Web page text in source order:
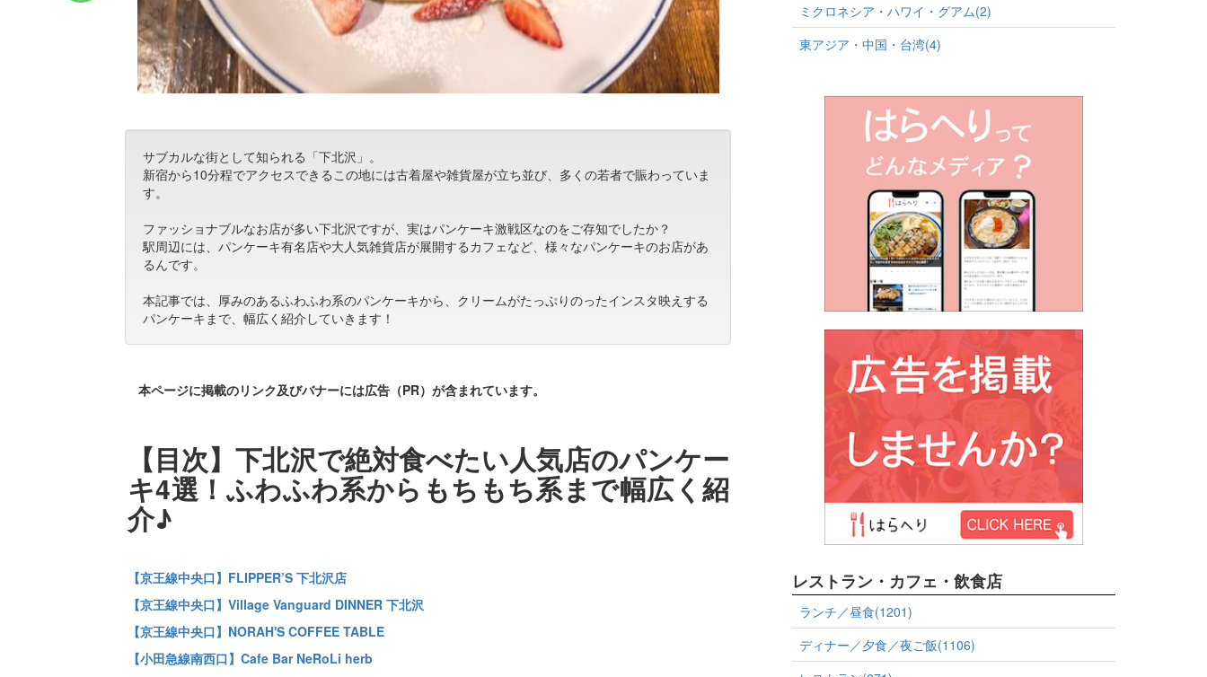
サブカルな街として知られる「下北沢」。
新宿から10分程でアクセスできるこの地には古着屋や雑貨屋が立ち並び、多くの若者で賑わっていま
す。
ファッショナブルなお店が多い下北沢ですが、実はパンケーキ激戦区なのをご存知でしたか？
駅周辺には、パンケーキ有名店や大人気雑貨店が展開するカフェなど、様々なパンケーキのお店があ
るんです。
本記事では、厚みのあるふわふわ系のパンケーキから、クリームがたっぷりのったインスタ映えする
パンケーキまで、幅広く紹介していきます！
本ページに掲載のリンク及びバナーには広告（PR）が含まれています。
【目次】下北沢で絶対食べたい人気店のパンケー
キ4選！ふわふわ系からもちもち系まで幅広く紹
介♪
【京王線中央口】FLIPPER’S 下北沢店
【京王線中央口】Village Vanguard DINNER 下北沢
【京王線中央口】NORAH'S COFFEE TABLE
【小田急線南西口】Cafe Bar NeRoLi herb
ミクロネシア・ハワイ・グアム(2)
東アジア・中国・台湾(4)
レストラン・カフェ・飲食店
ランチ／昼食(1201)
ディナー／夕食／夜ご飯(1106)